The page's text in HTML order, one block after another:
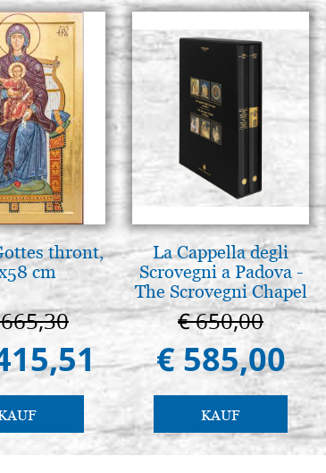
thront,
cm
La Cappella degli
Scrovegni a Padova -
The Scrovegni Chapel
in Padua
€ 650,00
€ 585,00
KAUF